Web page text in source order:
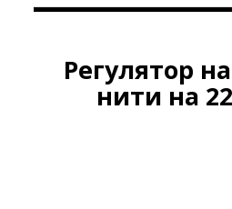
Регулятор
нити на